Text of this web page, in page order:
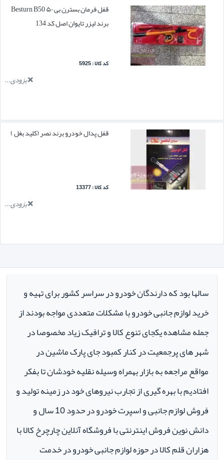
قفل فرمان بسترن بی ۵۰ Besturn B50
برند لیزر تایوان اصل کد 134
کد کالا : 5925
بزودی...
قفل پدال خودرو برند نصر (کلید بغل )
کد کالا : 13377
بزودی...
سالها بود که دارندگان خودرو در سراسر کشور برای تهیه و
خرید لوازم جانبی خودرو با مشکلات متعددی مواجه بودند از
جمله مشاهده یکجای تنوع کالا و ترافیک زیاد مخصوصا در
شهر های پرجمعیت در کنار کمبود جای پارک ماشین در
مواقع مراجعه به بازار بهمراه وسیله نقلیه خودشان تا بفکر
افتادیم با بهره گیری از تجارب نیروهای خود در زمینه تولید و
فروش لوازم جانبی و اسپرت خودرو در حدود 10 سال و
دانش نوین فروش اینترنتی با فروشگاه آنلاین چارچرخ کالا با
هزاران قلم کالا در حوزه لوازم جانبی خودرو در خدمت